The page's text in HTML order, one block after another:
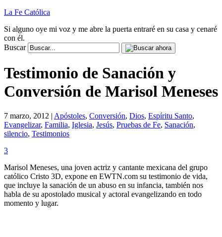
La Fe Católica
Si alguno oye mi voz y me abre la puerta entraré en su casa y cenaré
con él.
Buscar
Testimonio de Sanación y
Conversión de Marisol Meneses
7 marzo, 2012 | Apóstoles, Conversión, Dios, Espíritu Santo,
Evangelizar, Familia, Iglesia, Jesús, Pruebas de Fe, Sanación,
silencio, Testimonios
3
Marisol Meneses, una joven actriz y cantante mexicana del grupo
católico Cristo 3D, expone en EWTN.com su testimonio de vida,
que incluye la sanación de un abuso en su infancia, también nos
habla de su apostolado musical y actoral evangelizando en todo
momento y lugar.